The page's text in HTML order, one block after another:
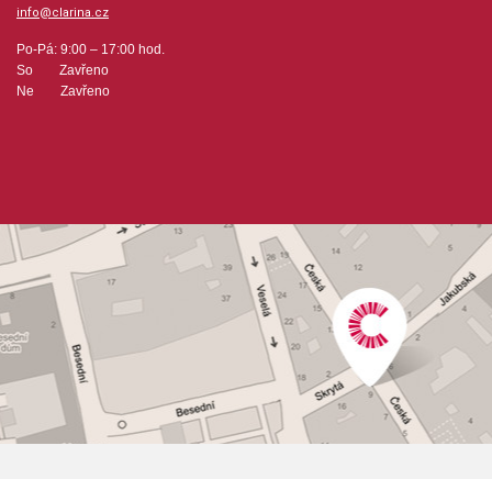
info@clarina.cz
Po-Pá: 9:00 – 17:00 hod.
So Zavřeno
Ne Zavřeno